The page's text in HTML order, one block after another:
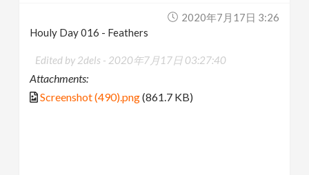
2020年7月17日 3:26
Houly Day 016 - Feathers
Edited by 2dels - 2020年7月17日 03:27:40
Attachments:
Screenshot (490).png(861.7 KB)